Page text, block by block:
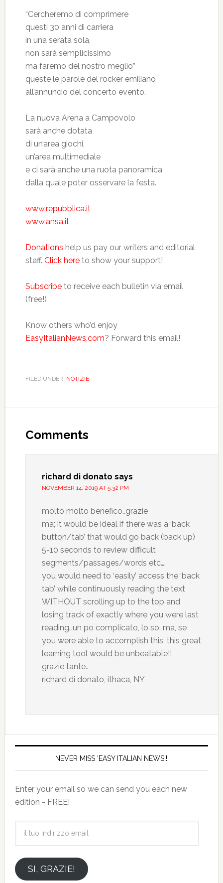
“Cercheremo di comprimere
questi 30 anni di carriera
in una serata sola,
non sarà semplicissimo
ma faremo del nostro meglio”
queste le parole del rocker emiliano
all’annuncio del concerto evento.
La nuova Arena a Campovolo
sarà anche dotata
di un’area giochi,
un’area multimediale
e ci sarà anche una ruota panoramica
dalla quale poter osservare la festa.
www.repubblica.it
www.ansa.it
Donations help us pay our writers and editorial
staff. Click hereto show your support!
Subscribeto receive each bulletin via email
(free!)
Know others who’d enjoy
EasyItalianNews.com? Forward this email!
FILED UNDER: NOTIZIE
Comments
richard di donato says
NOVEMBER 14, 2019 AT 5:32 PM
molto molto benefico..grazie
ma; it would be ideal if there was a ‘back
button/tab’ that would go back (back up)
5-10 seconds to review difficult
segments/passages/words etc….
you would need to ‘easily’ access the ‘back
tab’ while continuously reading the text
WITHOUT scrolling up to the top and
losing track of exactly where you were last
reading…un po complicato, lo so, ma, se
you were able to accomplish this, this great
learning tool would be unbeatable!!
grazie tante..
richard di donato, ithaca, NY
NEVER MISS 'EASY ITALIAN NEWS'!
Enter your email so we can send you each new
edition - FREE!
emailSI, GRAZIE!